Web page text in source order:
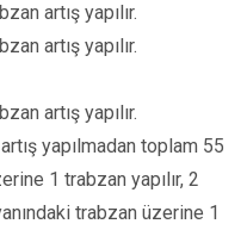
artış yapılır.
artış yapılır.
artış yapılır.
yapılmadan toplam 55
1 trabzan yapılır, 2
trabzan üzerine 1